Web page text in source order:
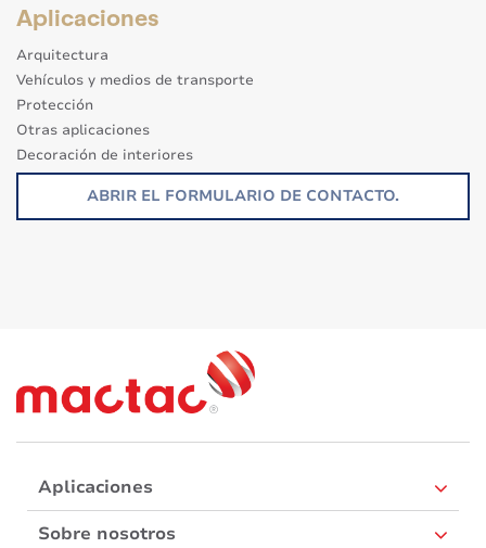
Aplicaciones
Arquitectura
Vehículos y medios de transporte
Protección
Otras aplicaciones
Decoración de interiores
Señalización
EcorresponsableABRIR EL FORMULARIO DE CONTACTO.
Aplicaciones
Sobre nosotros